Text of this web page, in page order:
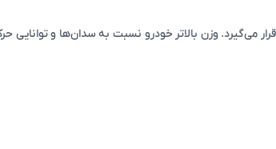
می‌گیرد. وزن بالاتر خودرو نسبت به سدان‌ها و